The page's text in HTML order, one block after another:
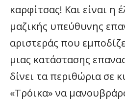
καρφίτσας! Και είναι η
μαζικής υπεύθυνης
αριστεράς που
μιας κατάστασης
δίνει τα περιθώρια σε
«Τρόικα» να